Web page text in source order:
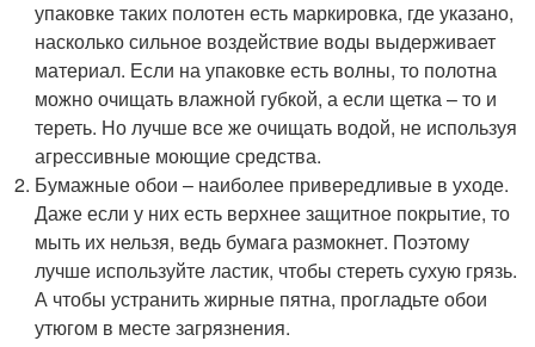
упаковке таких полотен есть маркировка, где указано,
насколько сильное воздействие воды выдерживает
материал. Если на упаковке есть волны, то полотна
можно очищать влажной губкой, а если щетка – то и
тереть. Но лучше все же очищать водой, не используя
агрессивные моющие средства.
Бумажные обои – наиболее привередливые в уходе.
Даже если у них есть верхнее защитное покрытие, то
мыть их нельзя, ведь бумага размокнет. Поэтому
лучше используйте ластик, чтобы стереть сухую грязь.
А чтобы устранить жирные пятна, прогладьте обои
утюгом в месте загрязнения.